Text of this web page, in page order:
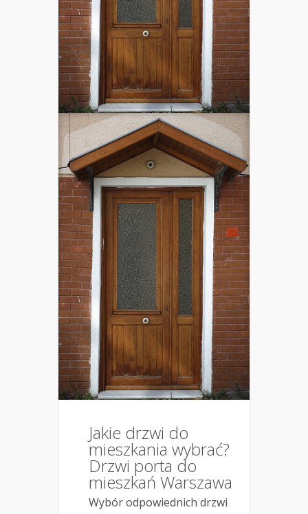
Jakie drzwi do
mieszkania wybrać?
Drzwi porta do
mieszkań Warszawa
Wybór odpowiednich drzwi